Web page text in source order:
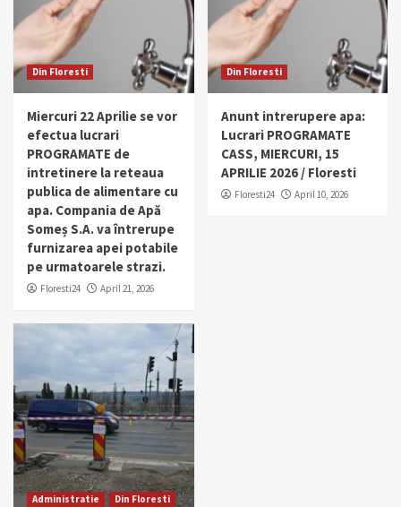
Din Floresti
Miercuri 22 Aprilie se vor
efectua lucrari
PROGRAMATE de
intretinere la reteaua
publica de alimentare cu
apa. Compania de Apă
Someș S.A. va întrerupe
furnizarea apei potabile
pe urmatoarele strazi.
Floresti24 April 21, 2026
Din Floresti
Anunt intrerupere apa:
Lucrari PROGRAMATE
CASS, MIERCURI, 15
APRILIE 2026 / Floresti
Floresti24 April 10, 2026
Administratie Din Floresti